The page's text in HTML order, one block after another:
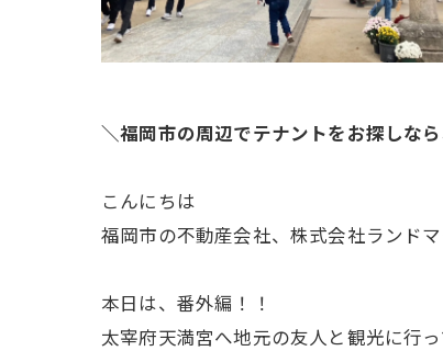
＼福岡市の周辺でテナントをお探しな
こんにちは
福岡市の不動産会社、株式会社ランドマ
本日は、番外編！！
太宰府天満宮へ地元の友人と観光に行